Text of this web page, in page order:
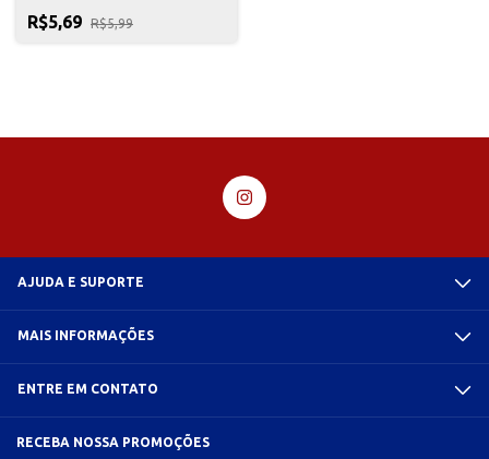
R$5,69 R$5,99
AJUDA E SUPORTE
MAIS INFORMAÇÕES
ENTRE EM CONTATO
RECEBA NOSSA PROMOÇÕES